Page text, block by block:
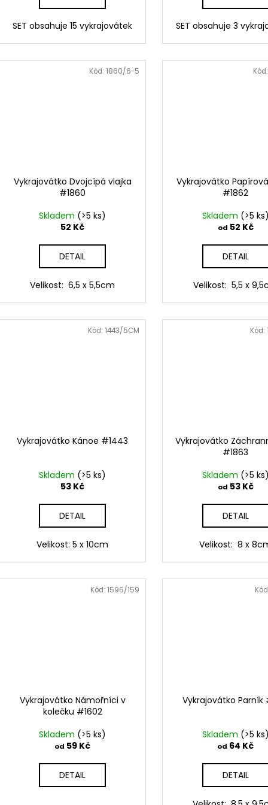
SET obsahuje 15 vykrajovátek SET obsahuje 3
Vykrajovátko Dvojcípá vlajka
#1860
Skladem (>5 ks)
52 Kč
DETAIL
Velikost: 6,5 x 5,5cm
Kód:1860/6-5
Vykrajovátko
#1862
Skladem (>5
od 52 Kč
DETAIL
Velikost: 5,5 x
Vykrajovátko Kánoe #1443
Skladem (>5 ks)
53 Kč
DETAIL
Velikost: 5 x 10cm
Kód:1443/5CM
Vykrajovátko
#1863
Skladem (>5
od 53 Kč
DETAIL
Velikost: 8 x
Kód:
Vykrajovátko Námořníci v
kolečku #1602
Skladem (>5 ks)
od 59 Kč
DETAIL
Kód:1596/159
Vykrajovátko Parník
Skladem (>5
od 64 Kč
DETAIL